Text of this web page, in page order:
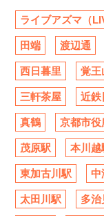
ライブアズマ（
田端 渡辺通
西日暮里 覚王
三軒茶屋 近鉄
真鶴 京都市役
茂原駅 本川越
東加古川駅 中
太田川駅 多治